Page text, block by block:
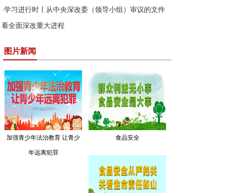
·学习进行时丨从中央深改委（领导小组）审议的文件
看全面深改重大进程
图片新闻
加强青少年法治教育 让青少
年远离犯罪
食品安全